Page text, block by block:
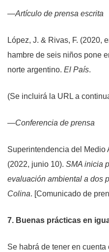
—Artículo de prensa escrita
López, J. & Rivas, F. (2020,
hambre de seis niños pone
norte argentino. El País.
(Se incluirá la URL a
—Conferencia de prensa
Superintendencia del Medio
(2022, junio 10). SMA inicia
evaluación ambiental a dos
Colina. [Comunicado de
7. Buenas prácticas en
Se habrá de tener en